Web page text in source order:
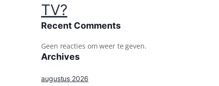
TV?
Recent Comments
Geen reacties om weer te geven.
Archives
augustus 2026